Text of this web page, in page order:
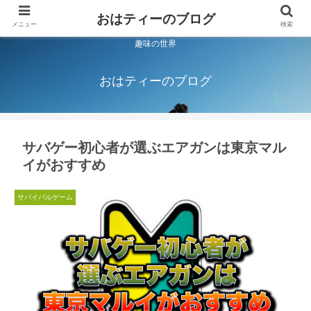
趣味の世界
おはティーのブログ
サバゲー初心者が選ぶエアガンは東京マル
イがおすすめ
サバイバルゲーム
メニュー おはティーのブログ 検索